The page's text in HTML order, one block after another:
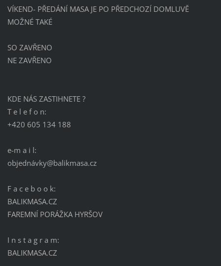
VÍKEND- PŘEDÁNÍ MASA JE PO PŘEDCHOZÍ DOMLUVĚ
MOŽNÉ TAKÉ
SO ZAVŘENO
NE ZAVŘENO
KDE NÁS ZASTIHNETE ?
T e l e f o n:
+420 605 134 188
e-m a i l:
objednávky@balikmasa.cz
F a c e b o o k:
BALIKMASA.CZ
FAREMNÍ PORÁŽKA HYRŠOV
I n s t a g r a m:
BALIKMASA.CZ